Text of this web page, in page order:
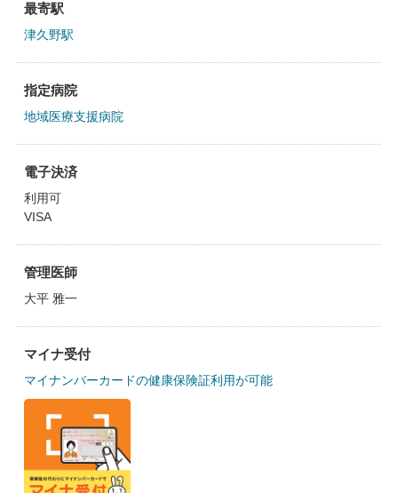
最寄駅
津久野駅
指定病院
地域医療支援病院
電子決済
利用可
VISA
管理医師
大平 雅一
マイナ受付
マイナンバーカードの健康保険証利用が可能